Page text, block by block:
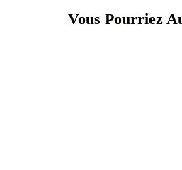
Vous Pourriez